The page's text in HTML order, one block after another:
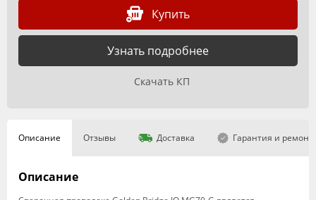
Купить
Узнать подробнее
Скачать КП
Описание Отзывы Доставка Гарантия и ремонт
Описание